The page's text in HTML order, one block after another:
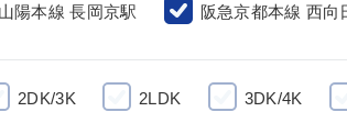
陽本線 長岡京駅 阪急京都本線 西向
2DK/3K 2LDK 3DK/4K